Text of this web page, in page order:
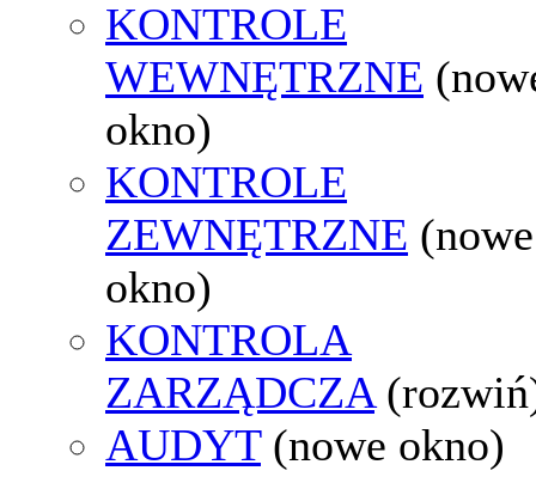
KONTROLE
WEWNĘTRZNE
okno)
KONTROLE
ZEWNĘTRZNE (nowe
okno)
KONTROLA
ZARZĄDCZA
AUDYT (nowe okno)